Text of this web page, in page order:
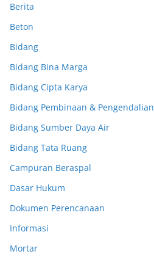
Berita
Beton
Bidang
Bidang Bina Marga
Bidang Cipta Karya
Bidang Pembinaan & Pengendalian
Bidang Sumber Daya Air
Bidang Tata Ruang
Campuran Beraspal
Dasar Hukum
Dokumen Perencanaan
Informasi
Mortar